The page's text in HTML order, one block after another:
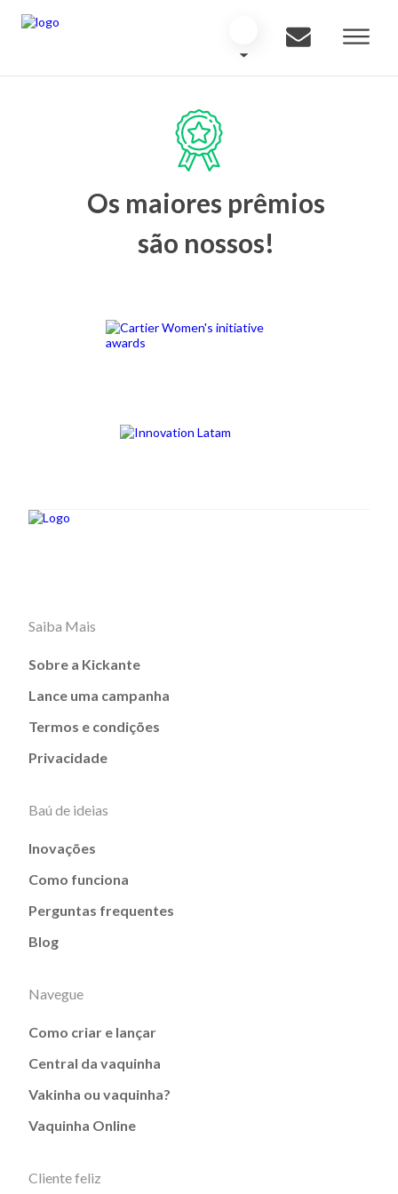
Os maiores prêmios
são nossos!
Saiba Mais
Sobre a Kickante
Lance uma campanha
Termos e condições
Privacidade
Baú de ideias
Inovações
Como funciona
Perguntas frequentes
Blog
Navegue
Como criar e lançar
Central da vaquinha
Vakinha ou vaquinha?
Vaquinha Online
Cliente feliz